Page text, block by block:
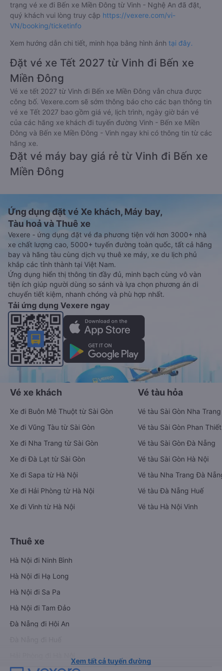
trạng vé xe đi Bến xe Miền Đông từ Vinh - Nghệ An đã đặt,
quý khách vui lòng truy cập https://vexere.com/vi-
VN/booking/ticketinfo
Xem hướng dẫn chi tiết, minh họa bằng hình ảnh tại đây.
Đặt vé xe Tết 2027 từ Vinh đi Bến xe
Miền Đông
Vé xe tết 2027 từ Vinh đi Bến xe Miền Đông vẫn chưa được
công bố. Vexere.com sẽ sớm thông báo cho các bạn thông tin
vé xe Tết 2027 bao gồm giá vé, lịch trình, ngày giờ bán vé
của các hãng xe khách đi tuyến đường Vinh - Bến xe Miền
Đông và Bến xe Miền Đông - Vinh ngay khi có thông tin từ các
hãng xe.
Đặt vé máy bay giá rẻ từ Vinh đi Bến xe
Miền Đông
Ứng dụng đặt vé Xe khách, Máy bay,
Tàu hoả và Thuê xe
Vexere - ứng dụng đặt vé đa phương tiện với hơn 3000+ nhà
xe chất lượng cao, 5000+ tuyến đường toàn quốc, tất cả hãng
bay và hãng tàu cùng dịch vụ thuê xe máy, xe du lịch phủ
khắp các tỉnh thành tại Việt Nam.
Ứng dụng hiển thị thông tin đầy đủ, minh bạch cùng vô vàn
tiện ích giúp người dùng so sánh và lựa chọn phương án di
chuyển tiết kiệm, nhanh chóng và phù hợp nhất.
Tải ứng dụng Vexere ngay
Vé xe khách
Xe đi Buôn Mê Thuột từ Sài Gòn
Xe đi Vũng Tàu từ Sài Gòn
Xe đi Nha Trang từ Sài Gòn
Xe đi Đà Lạt từ Sài Gòn
Xe đi Sapa từ Hà Nội
Xe đi Hải Phòng từ Hà Nội
Xe đi Vinh từ Hà Nội
Vé tàu hỏa
Vé tàu Sài Gòn Nha Trang
Vé tàu Sài Gòn Phan Thiết
Vé tàu Sài Gòn Đà Nẵng
Vé tàu Sài Gòn Hà Nội
Vé tàu Nha Trang Đà
Vé tàu Đà Nẵng Huế
Vé tàu Hà Nội Vinh
Thuê xe
Hà Nội đi Ninh Bình
Hà Nội đi Hạ Long
Hà Nội đi Sa Pa
Hà Nội đi Tam Đảo
Đà Nẵng đi Hội An
Xem tất cả tuyến đường